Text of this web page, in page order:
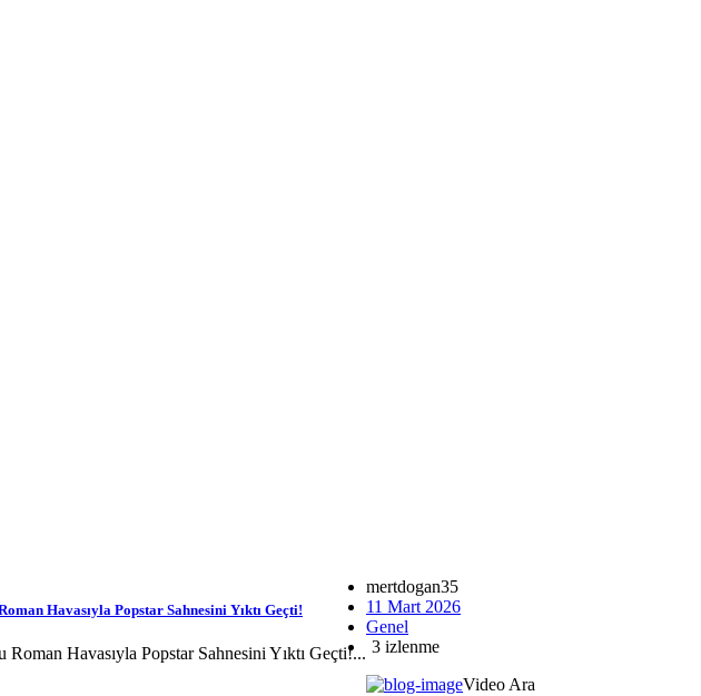
Havasıyla Popstar Sahnesini Yıktı Geçti!
Havasıyla Popstar Sahnesini Yıktı Geçti!...
mertdogan35
11 Mart 2026
Genel
3 izlenme
Video Ara